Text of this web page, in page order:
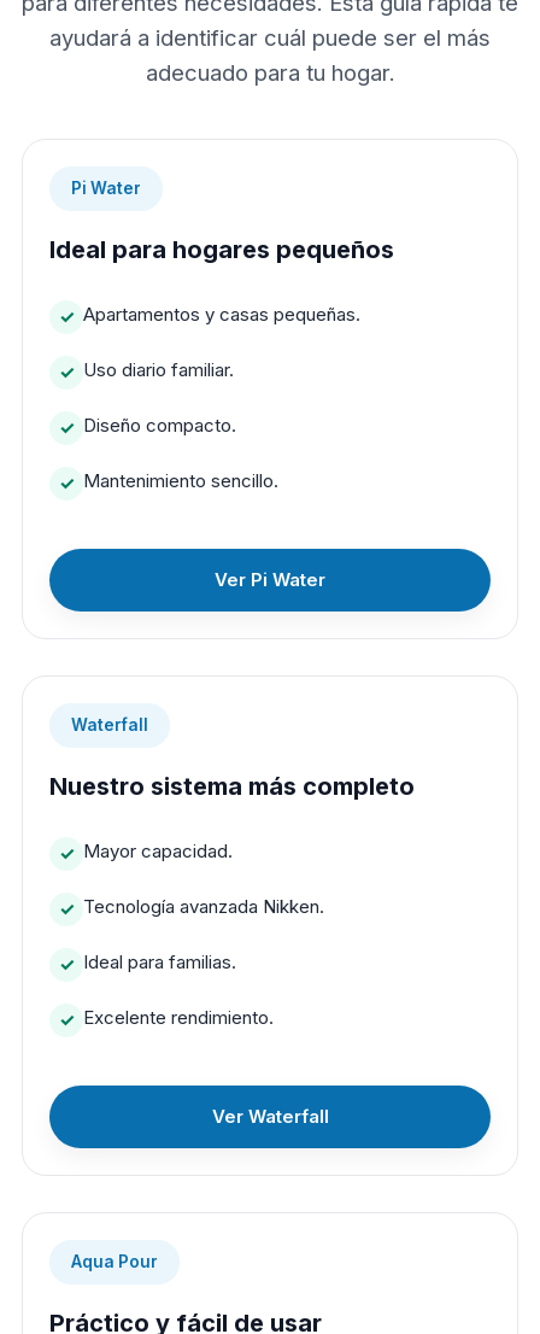
ayudará a identificar cuál puede ser el más
adecuado para tu hogar.
Pi Water
Ideal para hogares pequeños
Apartamentos y casas pequeñas.
Uso diario familiar.
Diseño compacto.
Mantenimiento sencillo.
Ver Pi Water
Waterfall
Nuestro sistema más completo
Mayor capacidad.
Tecnología avanzada Nikken.
Ideal para familias.
Excelente rendimiento.
Ver Waterfall
Aqua Pour
Práctico y fácil de usar